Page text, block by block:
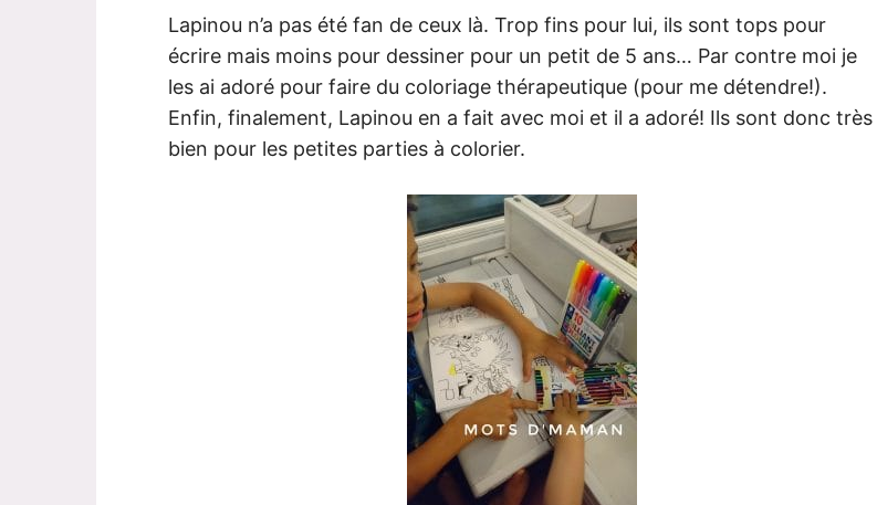
Lapinou n’a pas été fan de ceux là. Trop fins pour lui, ils sont tops pour
écrire mais moins pour dessiner pour un petit de 5 ans… Par contre moi je
les ai adoré pour faire du coloriage thérapeutique (pour me détendre!).
Enfin, finalement, Lapinou en a fait avec moi et il a adoré! Ils sont donc très
bien pour les petites parties à colorier.